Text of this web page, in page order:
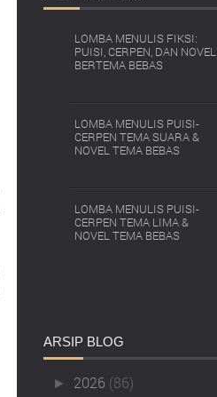
LOMBA MENULIS FIKSI:
PUISI, CERPEN, DAN NOVEL
BERTEMA BEBAS
LOMBA MENULIS PUISI-
CERPEN TEMA SUARA &
NOVEL TEMA BEBAS
LOMBA MENULIS PUISI-
CERPEN TEMA LIMA &
NOVEL TEMA BEBAS
ARSIP BLOG
► 2026 (86)